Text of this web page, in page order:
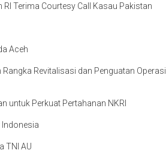
Terima Courtesy Call Kasau Pakistan
Aceh
Revitalisasi dan Penguatan Operasi
untuk Perkuat Pertahanan NKRI
TNI AU